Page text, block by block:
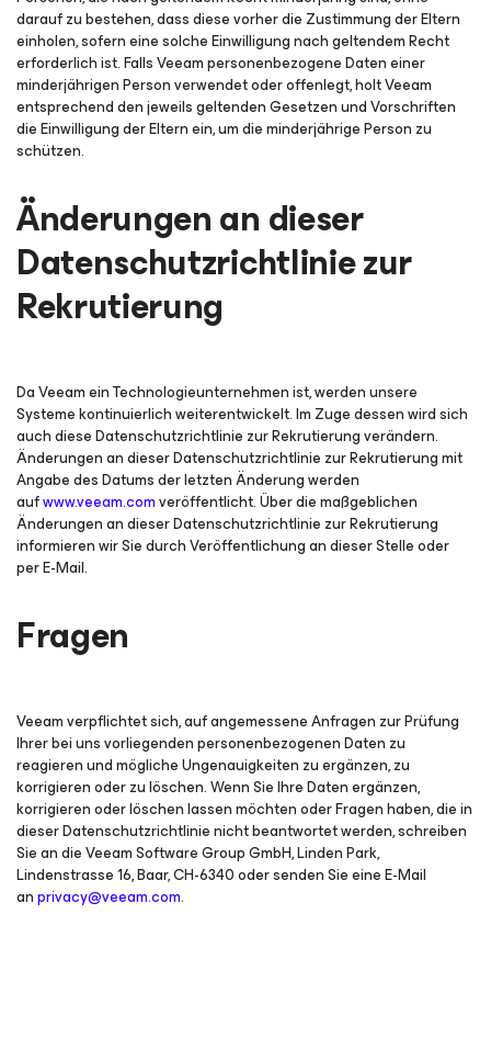
darauf zu bestehen, dass diese vorher die Zustimmung der Eltern
einholen, sofern eine solche Einwilligung nach geltendem Recht
erforderlich ist. Falls Veeam personenbezogene Daten einer
minderjährigen Person verwendet oder offenlegt, holt Veeam
entsprechend den jeweils geltenden Gesetzen und Vorschriften
die Einwilligung der Eltern ein, um die minderjährige Person zu
schützen.
Änderungen an dieser
Datenschutzrichtlinie zur
Rekrutierung
Da Veeam ein Technologieunternehmen ist, werden unsere
Systeme kontinuierlich weiterentwickelt. Im Zuge dessen wird sich
auch diese Datenschutzrichtlinie zur Rekrutierung verändern.
Änderungen an dieser Datenschutzrichtlinie zur Rekrutierung mit
Angabe des Datums der letzten Änderung werden
aufwww.veeam.comveröffentlicht.Über die maßgeblichen
Änderungen an dieser Datenschutzrichtlinie zur Rekrutierung
informieren wir Sie durch Veröffentlichung an dieser Stelle oder
per E-Mail.
Fragen
Veeam verpflichtet sich, auf angemessene Anfragen zur Prüfung
Ihrer bei uns vorliegenden personenbezogenen Daten zu
reagieren und mögliche Ungenauigkeiten zu ergänzen, zu
korrigieren oder zu löschen. Wenn Sie Ihre Daten ergänzen,
korrigieren oder löschen lassen möchten oder Fragen haben, die in
dieser Datenschutzrichtlinie nicht beantwortet werden, schreiben
Sie an die Veeam Software Group GmbH, Linden Park,
Lindenstrasse 16, Baar, CH-6340 oder senden Sie eine E-Mail
anprivacy@veeam.com.